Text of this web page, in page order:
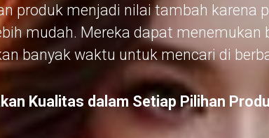
produk menjadi nilai tambah karena
mudah. Mereka dapat
banyak waktu untuk mencari di
Kualitas dalam Setiap Pilihan